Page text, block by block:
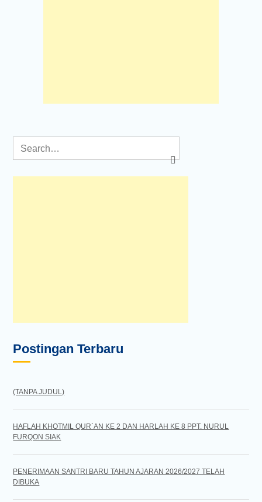
Postingan Terbaru
(TANPA JUDUL)
HAFLAH KHOTMIL QUR`AN KE 2 DAN HARLAH KE 8 PPT. NURUL
FURQON SIAK
PENERIMAAN SANTRI BARU TAHUN AJARAN 2026/2027 TELAH
DIBUKA